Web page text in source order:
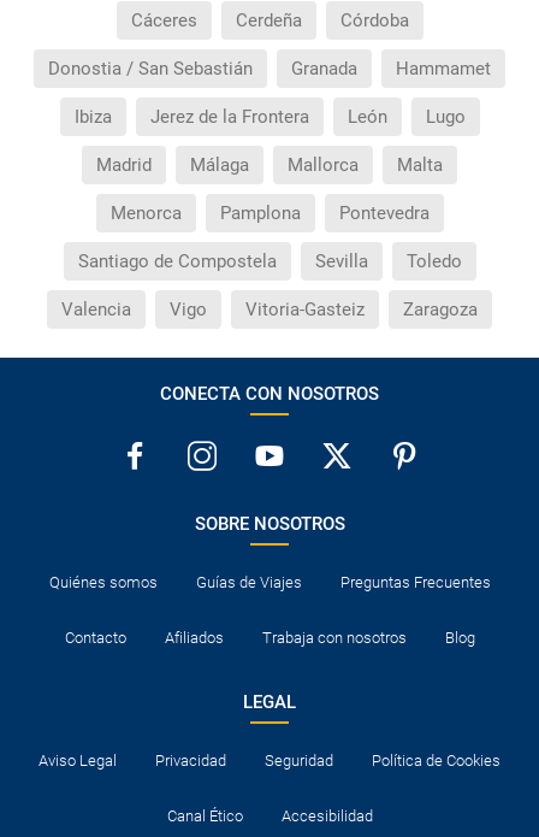
Cáceres Cerdeña Córdoba
Donostia / San Sebastián Granada Hammamet
Ibiza Jerez de la Frontera León Lugo
Madrid Málaga Mallorca Malta
Menorca Pamplona Pontevedra
Santiago de Compostela Sevilla Toledo
Valencia Vigo Vitoria-Gasteiz Zaragoza
CONECTA CON NOSOTROS
SOBRE NOSOTROS
Quiénes somos Guías de Viajes Preguntas Frecuentes
Contacto Afiliados Trabaja con nosotros Blog
LEGAL
Aviso Legal Privacidad Seguridad Política de Cookies
Canal Ético Accesibilidad